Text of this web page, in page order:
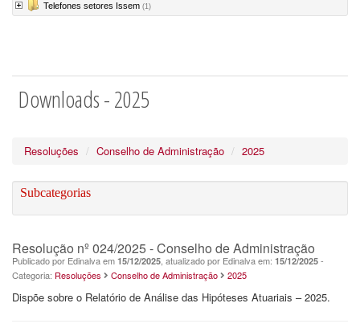
Telefones setores Issem (1)
Downloads - 2025
Resoluções Conselho de Administração 2025
Subcategorias
Resolução nº 024/2025 - Conselho de Administração
Publicado por Edinalva em 15/12/2025 , atualizado por Edinalva em: 15/12/2025 -
Categoria: Resoluções Conselho de Administração 2025
Dispõe sobre o Relatório de Análise das Hipóteses Atuariais – 2025.